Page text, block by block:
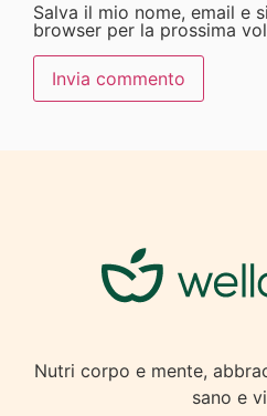
Salva il mio nome, email e
browser per la prossima
Nutri corpo e mente,
sano e